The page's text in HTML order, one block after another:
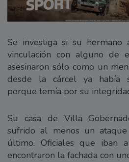
Se investiga si su hermano
vinculación con alguno de
asesinaron sólo como un
desde la cárcel ya había
porque temía por su
Su casa de Villa
sufrido al menos un
último. Oficiales que iban
encontraron la fachada con